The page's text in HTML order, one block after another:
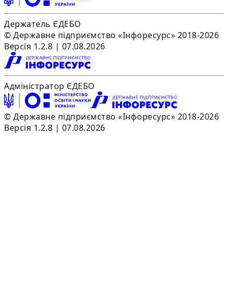
Держатель ЄДЕБО
© Державне підприємство «Інфоресурс» 2018-2026
Версія 1.2.8 | 07.08.2026
Адміністратор ЄДЕБО
© Державне підприємство «Інфоресурс» 2018-2026
Версія 1.2.8 | 07.08.2026